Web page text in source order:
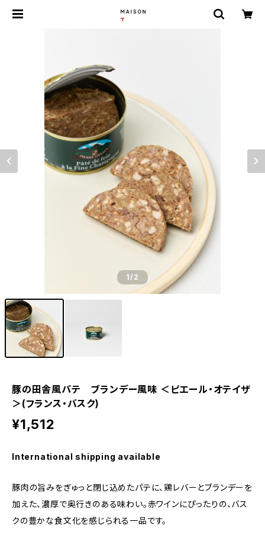
1/2
豚の田舎風パテ ブランデー風味 ＜ピエール・オテイザ
＞(フランス・バスク)
¥1,512
International shipping available
豚肉の旨みをぎゅっと閉じ込めたパテに、鶏レバーとブランデーを
加えた、濃厚で奥行きのある味わい。赤ワインにぴったりの、バス
クの豊かな食文化を感じられる一品です。